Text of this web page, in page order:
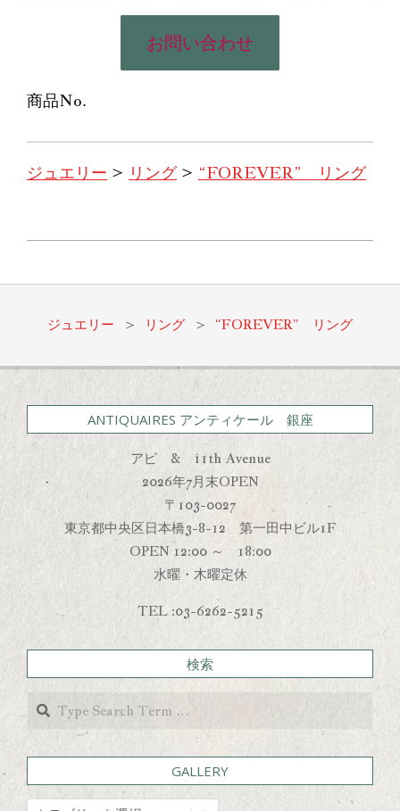
お問い合わせ
商品No.
ジュエリー > リング> “FOREVER” リング
06-
ジュエリー > リング > “FOREVER” リング
ANTIQUAIRES アンティケール 銀座
アピ & 11th Avenue
2026年7月末OPEN
〒103-0027
東京都中央区日本橋3-8-12 第一田中ビル1F
OPEN 12:00 ～ 18:00
水曜・木曜定休
TEL :03-6262-5215
検索
Search
GALLERY
GALLERY